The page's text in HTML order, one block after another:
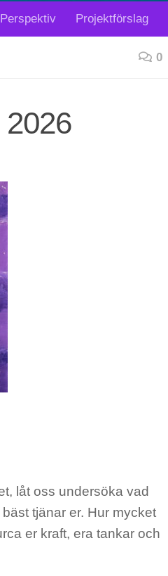
Perspektiv Projektförslag
0
låt oss undersöka vad
tjänar er. Hur mycket
er kraft, era tankar och